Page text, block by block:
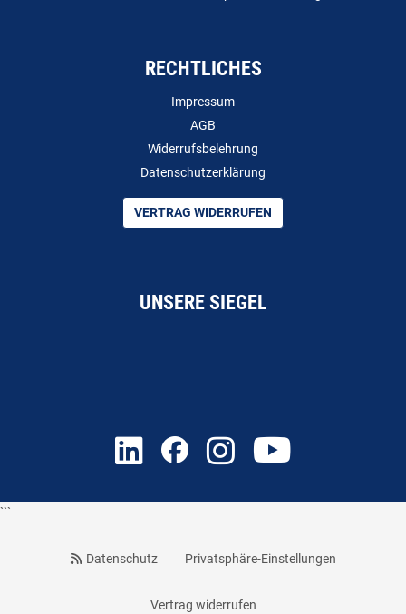
RECHTLICHES
Impressum
AGB
Widerrufsbelehrung
Datenschutzerklärung
VERTRAG WIDERRUFEN
UNSERE SIEGEL
```
Datenschutz Privatsphäre-Einstellungen
Vertrag widerrufen